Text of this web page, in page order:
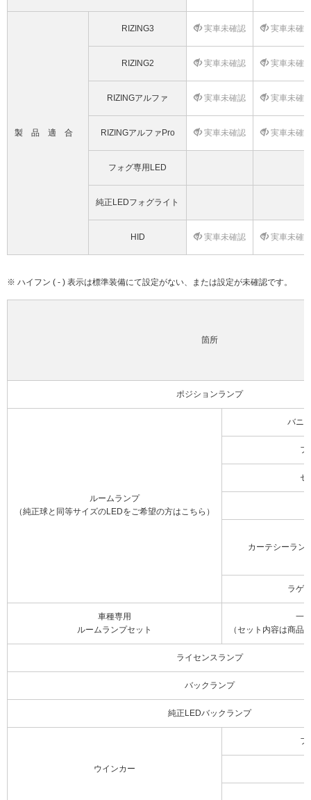
製品適合
RIZING3 実車未確認 実車未確
RIZING2 実車未確認 実車未確
RIZINGアルファ 実車未確認 実車未確
RIZINGアルファPro 実車未確認 実車未確
フォグ専用LED
純正LEDフォグライト
HID 実車未確認 実車未確
※ ハイフン ( - ) 表示は標準装備にて設定がない、または設定が未確認です。
箇所
ポジションランプ
ルームランプ
（純正球と同等サイズのLEDをご希望の方はこちら）
バニ
フ
セ
カーテシーラン
ラゲ
車種専用
ルームランプセット
一
（セット内容は商品
ライセンスランプ
バックランプ
純正LEDバックランプ
ウインカー
フ